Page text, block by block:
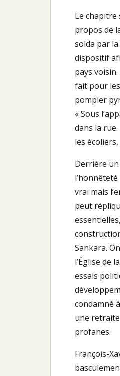
Le chapitre
propos de
solda par
dispositif
pays
fait pour
pompier
« Sous
dans la
les
Derrière un
vrai mais
peut
Sankara.
l’Église de
essais
condamné
une
profanes.
François-